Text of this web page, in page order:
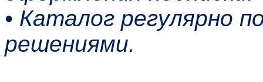
• Каталог регулярно
решениями.